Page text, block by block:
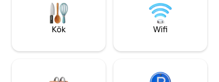
hund(ar), de med begränsad rörlighet
när solen stiger
målar masterna
Kök Wifi